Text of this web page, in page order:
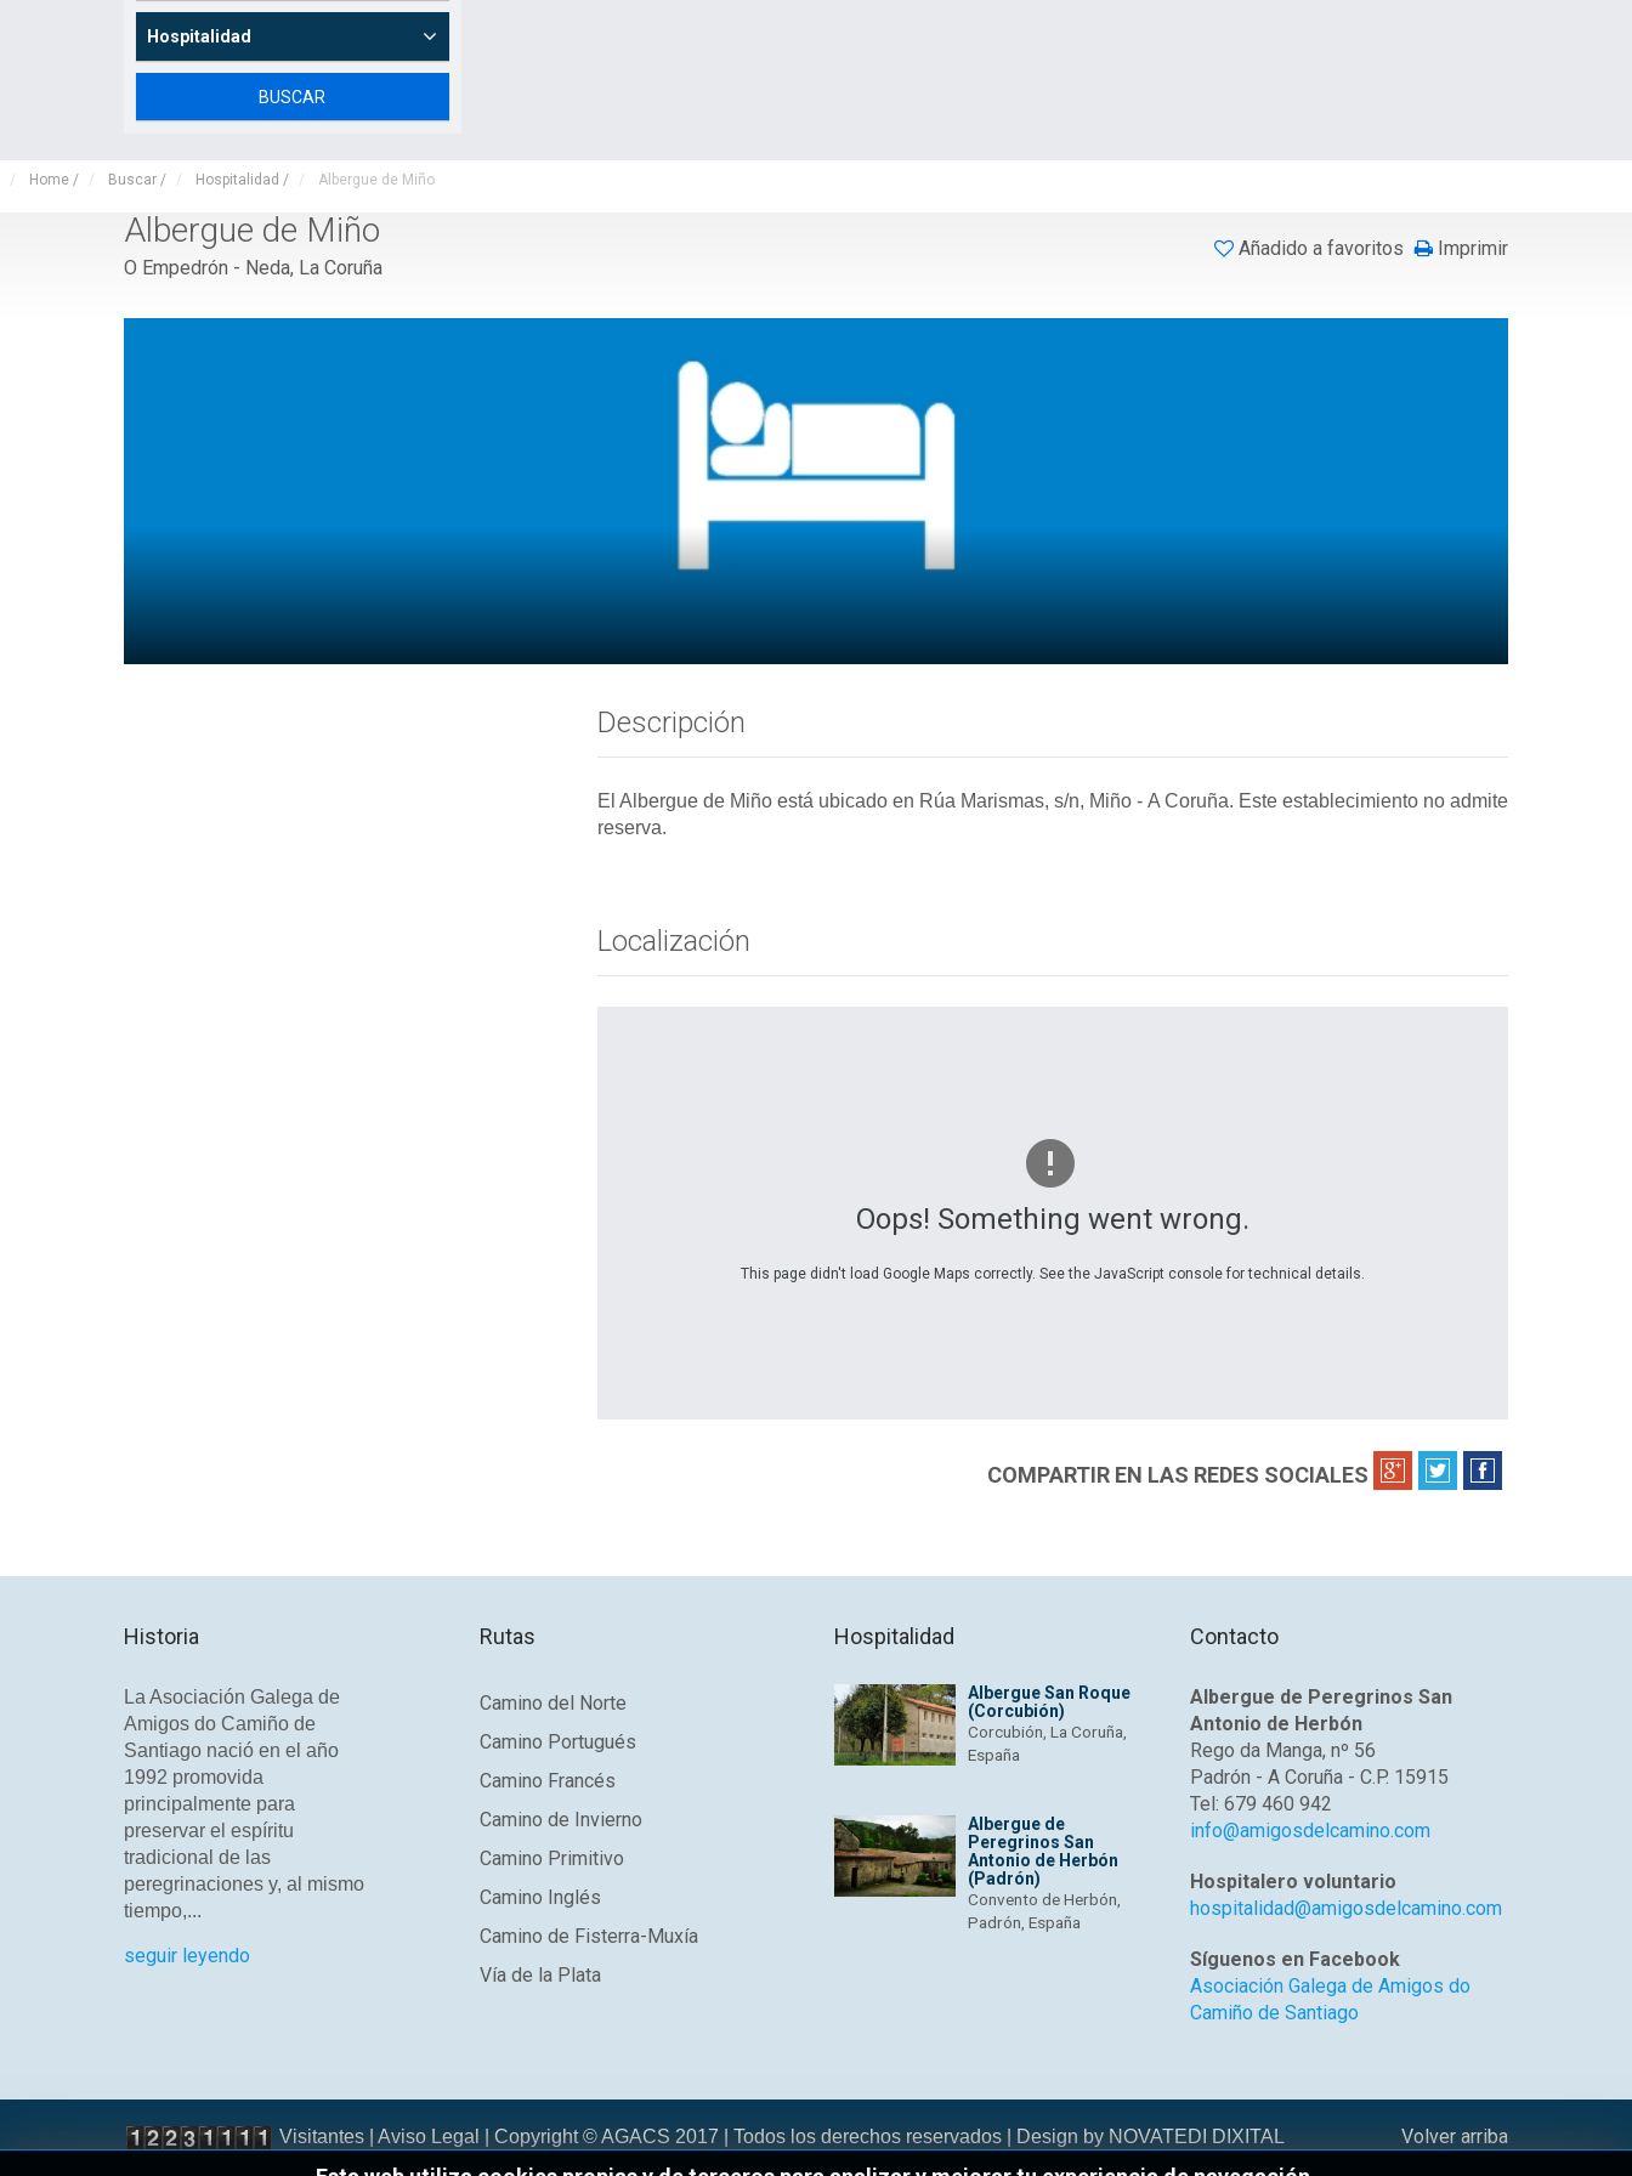
Home / Buscar / Hospitalidad / Albergue de Miño
Hospitalidad
Albergue de Miño
O Empedrón - Neda, La Coruña
Añadido a favoritos Imprimir
Descripción
El Albergue de Miño está ubicado en Rúa Marismas, s/n, Miño - A Coruña. Este establecimiento no admite
reserva.
Localización
Oops! Something went wrong.
This page didn't load Google Maps correctly. See the JavaScript console for technical details.
COMPARTIR EN LAS REDES SOCIALES
Historia
La Asociación Galega de
Amigos do Camiño de
Santiago nació en el año
1992 promovida
principalmente para
preservar el espíritu
tradicional de las
peregrinaciones y, al mismo
tiempo,...
seguir leyendo
Rutas
Camino del Norte
Camino Portugués
Camino Francés
Camino de Invierno
Camino Primitivo
Camino Inglés
Camino de Fisterra-Muxía
Vía de la Plata
Hospitalidad
Albergue San Roque
(Corcubión)
Corcubión, La Coruña,
España
Albergue de
Peregrinos San
Antonio de Herbón
(Padrón)
Convento de Herbón,
Padrón, España
Contacto
Albergue de Peregrinos San
Antonio de Herbón
Rego da Manga, nº 56
Padrón - A Coruña - C.P. 15915
Tel: 679 460 942
info@amigosdelcamino.com
Hospitalero voluntario
hospitalidad@amigosdelcamino.com
Síguenos en Facebook
Asociación Galega de Amigos do
Camiño de Santiago
Volver arriba
Visitantes | Aviso Legal | Copyright © AGACS 2017 | Todos los derechos reservados | Design by NOVATEDI DIXITAL